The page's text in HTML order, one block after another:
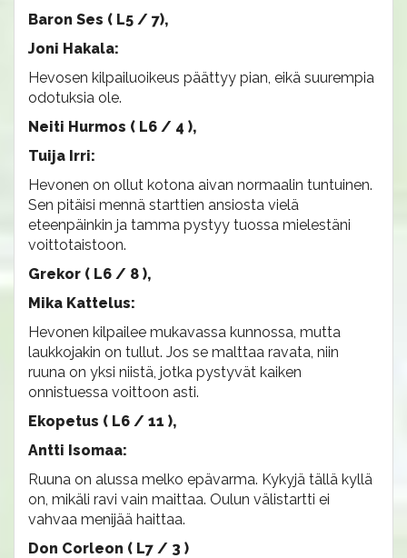
Baron Ses ( L5 / 7),
Joni Hakala:
Hevosen kilpailuoikeus päättyy pian, eikä suurempia
odotuksia ole.
Neiti Hurmos ( L6 / 4 ),
Tuija Irri:
Hevonen on ollut kotona aivan normaalin tuntuinen.
Sen pitäisi mennä starttien ansiosta vielä
eteenpäinkin ja tamma pystyy tuossa mielestäni
voittotaistoon.
Grekor ( L6 / 8 ),
Mika Kattelus:
Hevonen kilpailee mukavassa kunnossa, mutta
laukkojakin on tullut. Jos se malttaa ravata, niin
ruuna on yksi niistä, jotka pystyvät kaiken
onnistuessa voittoon asti.
Ekopetus ( L6 / 11 ),
Antti Isomaa:
Ruuna on alussa melko epävarma. Kykyjä tällä kyllä
on, mikäli ravi vain maittaa. Oulun välistartti ei
vahvaa menijää haittaa.
Don Corleon ( L7 / 3 )